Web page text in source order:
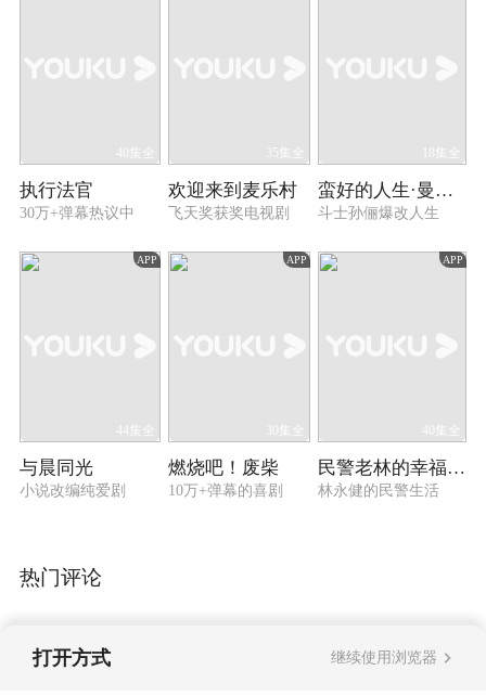
边，这对患难夫妻最终破镜重圆。
40集全
执行法官
30万+弹幕热议中
35集全
欢迎来到麦乐村
飞天奖获奖电视剧
18集全
蛮好的人生·曼黎传
斗士孙俪爆改人生
APP
44集全
与晨同光
小说改编纯爱剧
APP
30集全
燃烧吧！废柴
10万+弹幕的喜剧
APP
40集全
民警老林的幸福生活
林永健的民警生活
热门评论
打开方式 继续使用浏览器